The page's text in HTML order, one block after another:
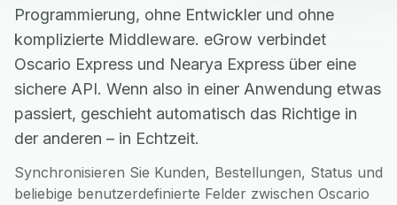
Programmierung, ohne Entwickler und ohne
komplizierte Middleware. eGrow verbindet
Oscario Express und Nearya Express über eine
sichere API. Wenn also in einer Anwendung etwas
passiert, geschieht automatisch das Richtige in
der anderen – in Echtzeit.
Synchronisieren Sie Kunden, Bestellungen, Status und
beliebige benutzerdefinierte Felder zwischen Oscario